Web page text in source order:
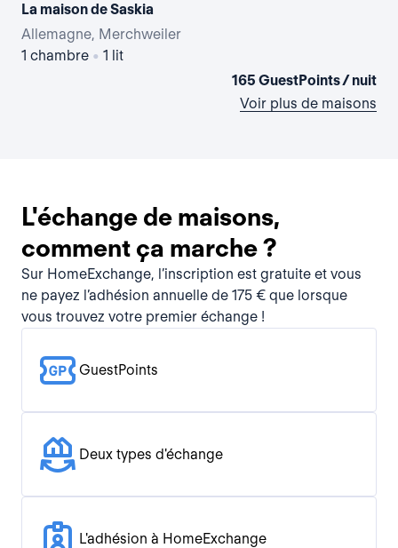
La maison de Saskia
Allemagne, Merchweiler
1 chambre • 1 lit
165 GuestPoints / nuit
Voir plus de maisons
L'échange de maisons,
comment ça marche ?
Sur HomeExchange, l’inscription est gratuite et vous
ne payez l’adhésion annuelle de 175 € que lorsque
vous trouvez votre premier échange !
GuestPoints
Deux types d'échange
L'adhésion à HomeExchange